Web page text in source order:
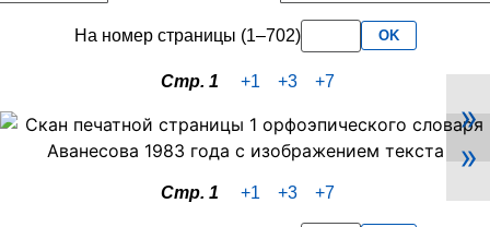
На номер страницы (1–702) OK
Стр. 1 +1 +3 +7
Скан
PDF-
»
»
Стр. 1 +1 +3 +7